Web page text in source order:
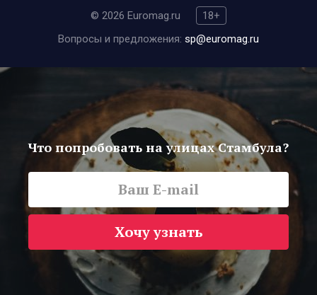
© 2026 Euromag.ru
18+
Вопросы и предложения: sp@euromag.ru
Что попробовать на улицах Стамбула?
Хочу узнать